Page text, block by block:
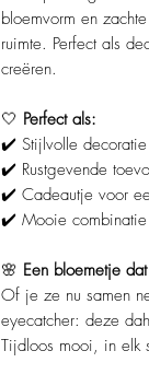
bloemvorm en
ruimte. Perfect als
creëren.
🤍 Perfect als:
✔️ Stijlvolle
✔️ Rustgevende
✔️ Cadeautje voor
✔️ Mooie combinatie
🌸 Een bloemetje
Of je ze nu samen
eyecatcher: deze
Tijdloos mooi, in elk